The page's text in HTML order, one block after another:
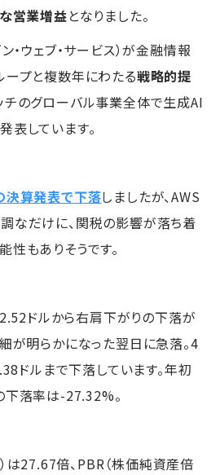
営業増益となりました。
ン・ウェブ・サービス）が金融情報
ープと複数年にわたる戦略的提
チのグローバル事業全体で生成AI
表しています。
決算発表で下落しましたが、AWS
なだけに、関税の影響が落ち着
性もありそうです。
ドルから右肩下がりの下落が
細が明らかになった翌日に急落。4
ドルまで下落しています。年初
落率は-27.32%。
は27.67倍、PBR（株価純資産倍